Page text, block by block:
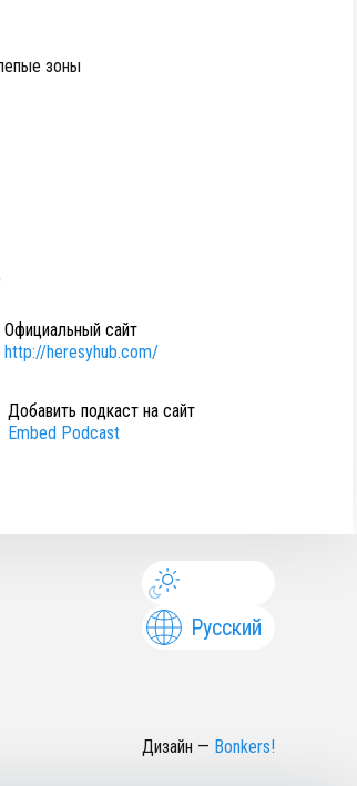
зоны
Официальный сайт
http://heresyhub.com/
Добавить подкаст на сайт
Embed Podcast
Русский
Дизайн — Bonkers!